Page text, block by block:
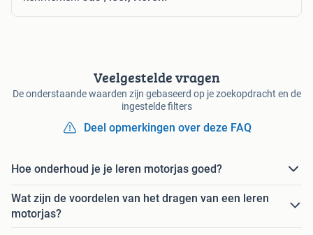
Veelgestelde vragen
De onderstaande waarden zijn gebaseerd op je zoekopdracht en de
ingestelde filters
Deel opmerkingen over deze FAQ
Hoe onderhoud je je leren motorjas goed?
Wat zijn de voordelen van het dragen van een leren
motorjas?